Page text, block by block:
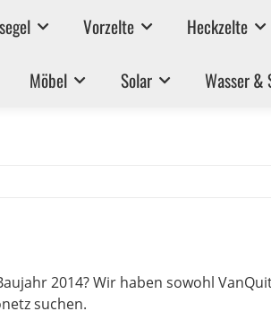
Vorzelte Heckzelte
Möbel Solar Wasser &
2014? Wir haben sowohl
suchen.